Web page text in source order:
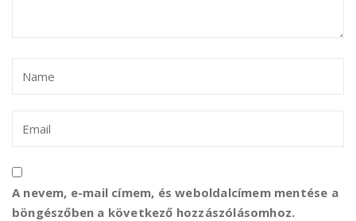
A nevem, e-mail címem, és weboldalcímem mentése a
böngészőben a következő hozzászólásomhoz.